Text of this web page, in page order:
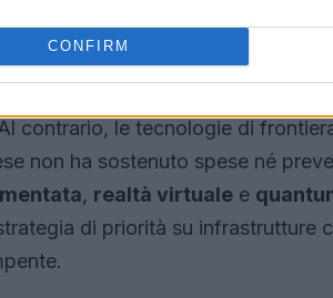
CONFIRM
a colmare ritardi infrastrutturali: il
contrario, le tecnologie di
non ha sostenuto spese né
, realtà virtuale e
di priorità su infrastrutture